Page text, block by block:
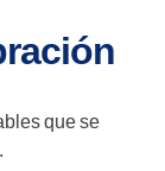
que se